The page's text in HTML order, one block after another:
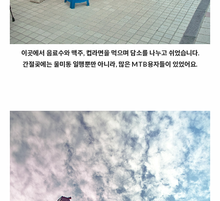
이곳에서 음료수와 맥주, 컵라면을 먹으며 담소를 나누고 쉬었습니다.
간절곶에는 울미동 일행뿐만 아니라, 많은 MTB용자들이 있었어요.